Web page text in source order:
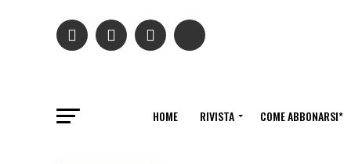
HOME RIVISTA COME ABBONARSI*